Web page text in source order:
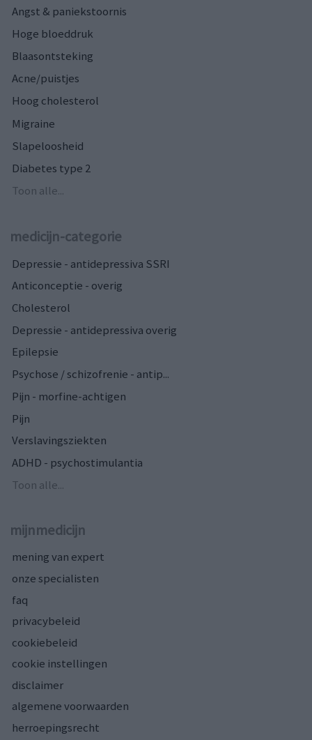
Angst & paniekstoornis
Hoge bloeddruk
Blaasontsteking
Acne/puistjes
Hoog cholesterol
Migraine
Slapeloosheid
Diabetes type 2
Toon alle...
medicijn-categorie
Depressie - antidepressiva SSRI
Anticonceptie - overig
Cholesterol
Depressie - antidepressiva overig
Epilepsie
Psychose / schizofrenie - antip...
Pijn - morfine-achtigen
Pijn
Verslavingsziekten
ADHD - psychostimulantia
Toon alle...
mijnmedicijn
mening van expert
onze specialisten
faq
privacybeleid
cookiebeleid
cookie instellingen
disclaimer
algemene voorwaarden
herroepingsrecht